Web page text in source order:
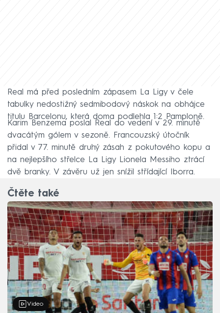
Real má před posledním zápasem La Ligy v čele
tabulky nedostižný sedmibodový náskok na obhájce
titulu Barcelonu, která doma podlehla 1:2 Pamploně.
Karim Benzema poslal Real do vedení v 29. minutě
dvacátým gólem v sezoně. Francouzský útočník
přidal v 77. minutě druhý zásah z pokutového kopu a
na nejlepšího střelce La Ligy Lionela Messiho ztrácí
dvě branky. V závěru už jen snížil střídající Iborra.
Čtěte také
Video